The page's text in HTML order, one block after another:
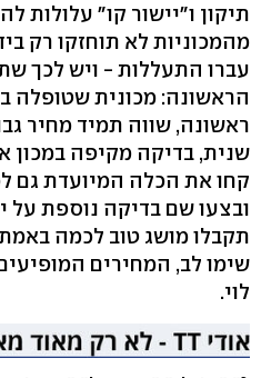
תיקון ו"יישור קו" עלולות
מהמכוניות לא תוחזקו רק
עברו התעללות - ויש לכך
ראשונה, שווה תמיד מחיר
שנית, בדיקה מקיפה במכון
קחו את הכלה המיועדת גם
ובצעו שם בדיקה נוספת על
תקבלו מושג טוב לכמה
שימו לב, המחירים
לוי.